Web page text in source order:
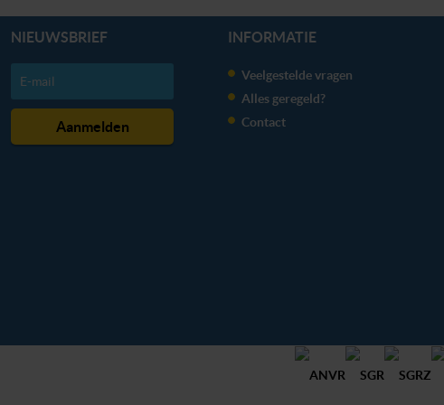
NIEUWSBRIEF INFORMATIE
Veelgestelde vragen
Alles geregeld?
Contact